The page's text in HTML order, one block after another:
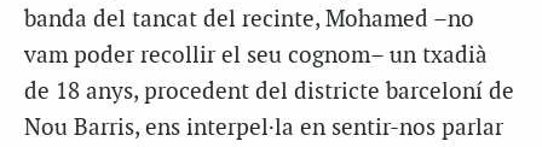
banda del tancat del recinte, Mohamed –no
vam poder recollir el seu cognom– un txadià
de 18 anys, procedent del districte barceloní de
Nou Barris, ens interpel·la en sentir-nos parlar